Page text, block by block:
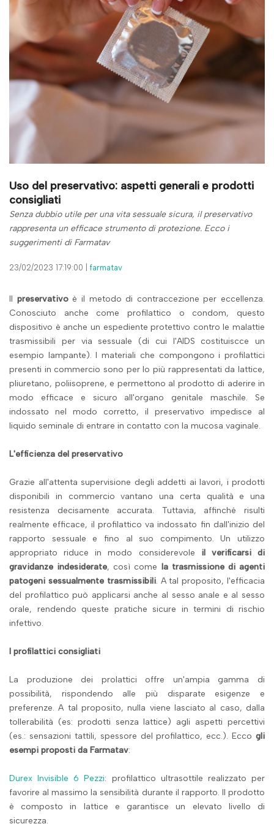
Uso del preservativo: aspetti generali e prodotti
consigliati
Senza dubbio utile per una vita sessuale sicura, il preservativo
rappresenta un efficace strumento di protezione. Ecco i
suggerimenti di Farmatav
23/02/2023 17:19:00 | farmatav
Il preservativoè il metodo di contraccezione per eccellenza.
Conosciuto anche come profilattico o condom, questo
dispositivo è anche un espediente protettivo contro le malattie
trasmissibili per via sessuale (di cui l'AIDS costituiscce un
esempio lampante). I materiali che compongono i profilattici
presenti in commercio sono per lo più rappresentati da lattice,
pliuretano, poliisoprene, e permettono al prodotto di aderire in
modo efficace e sicuro all'organo genitale maschile. Se
indossato nel modo corretto, il preservativo impedisce al
liquido seminale di entrare in contatto con la mucosa vaginale.
L'efficienza del preservativo
Grazie all'attenta supervisione degli addetti ai lavori, i prodotti
disponibili in commercio vantano una certa qualità e una
resistenza decisamente accurata. Tuttavia, affinché risulti
realmente efficace, il profilattico va indossato fin dall'inizio del
rapporto sessuale e fino al suo compimento. Un utilizzo
appropriato riduce in modo considerevole il verificarsi di
gravidanze indesiderate, così come la trasmissione di agenti
patogeni sessualmente trasmissibili. A tal proposito, l'efficacia
del profilattico può applicarsi anche al sesso anale e al sesso
orale, rendendo queste pratiche sicure in termini di rischio
infettivo.
I profilattici consigliati
La produzione dei prolattici offre un'ampia gamma di
possibilità, rispondendo alle più disparate esigenze e
preferenze. A tal proposito, nulla viene lasciato al caso, dalla
tollerabilità (es: prodotti senza lattice) agli aspetti percettivi
(es.: sensazioni tattili, spessore del profilattico, ecc.). Ecco gli
esempi proposti da Farmatav:
Durex Invisible 6 Pezzi: profilattico ultrasottile realizzato per
favorire al massimo la sensibilità durante il rapporto. Il prodotto
è composto in lattice e garantisce un elevato livello di
sicurezza.